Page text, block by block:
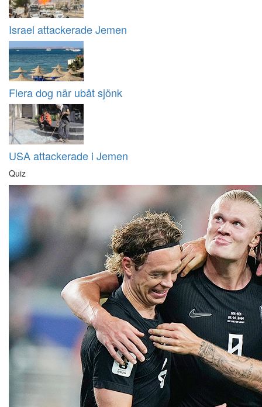
Israel attackerade Jemen
Flera dog när ubåt sjönk
USA attackerade i Jemen
Quiz